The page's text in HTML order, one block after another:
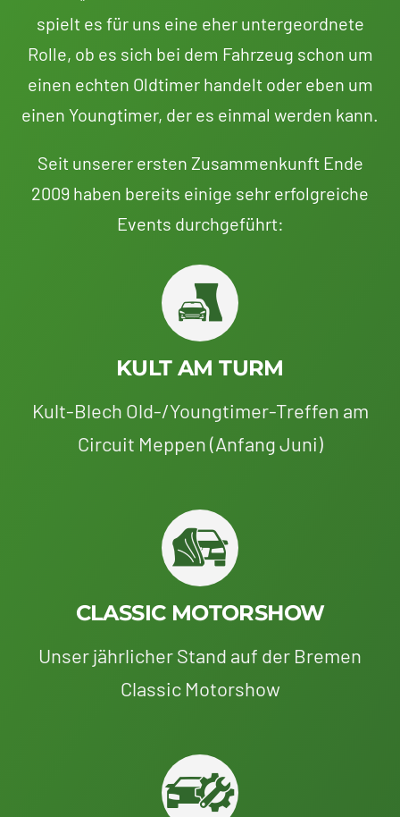
spielt es für uns eine eher untergeordnete
Rolle, ob es sich bei dem Fahrzeug schon um
einen echten Oldtimer handelt oder eben um
einen Youngtimer, der es einmal werden kann.
Seit unserer ersten Zusammenkunft Ende
2009 haben bereits einige sehr erfolgreiche
Events durchgeführt:
KULT AM TURM
Kult-Blech Old-/Youngtimer-Treffen am
Circuit Meppen (Anfang Juni)
CLASSIC MOTORSHOW
Unser jährlicher Stand auf der Bremen
Classic Motorshow